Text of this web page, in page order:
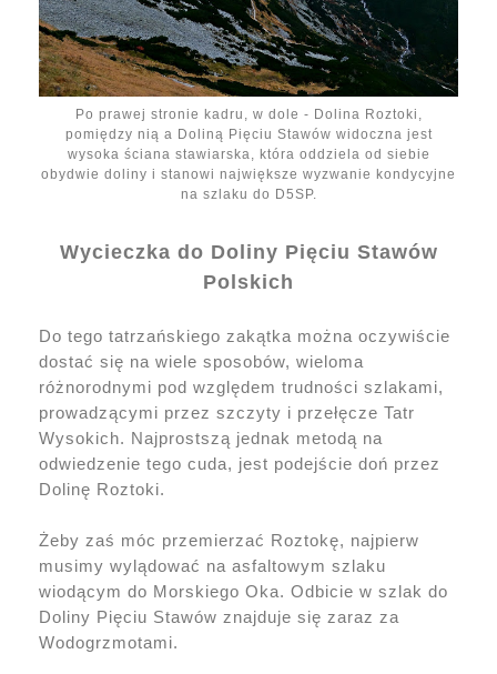
Po prawej stronie kadru, w dole - Dolina Roztoki,
pomiędzy nią a Doliną Pięciu Stawów widoczna jest
wysoka ściana stawiarska, która oddziela od siebie
obydwie doliny i stanowi największe wyzwanie kondycyjne
na szlaku do D5SP.
Wycieczka do Doliny Pięciu Stawów
Polskich
Do tego tatrzańskiego zakątka można oczywiście
dostać się na wiele sposobów, wieloma
różnorodnymi pod względem trudności szlakami,
prowadzącymi przez szczyty i przełęcze Tatr
Wysokich. Najprostszą jednak metodą na
odwiedzenie tego cuda, jest podejście doń przez
Dolinę Roztoki.
Żeby zaś móc przemierzać Roztokę, najpierw
musimy wylądować na asfaltowym szlaku
wiodącym do Morskiego Oka. Odbicie w szlak do
Doliny Pięciu Stawów znajduje się zaraz za
Wodogrzmotami.